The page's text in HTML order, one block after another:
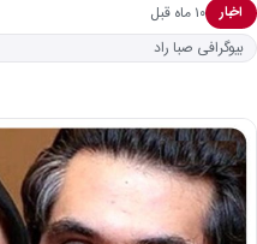
اخبار
۱۰ ماه قبل
بیوگرافی صبا راد